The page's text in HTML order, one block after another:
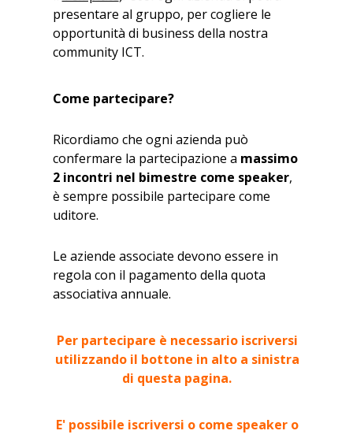
presentare al gruppo, per cogliere le
opportunità di business della nostra
community ICT.
Come partecipare?
Ricordiamo che ogni azienda può
confermare la partecipazione a massimo
2 incontri nel bimestre come speaker,
è sempre possibile partecipare come
uditore.
Le aziende associate devono essere in
regola con il pagamento della quota
associativa annuale.
Per partecipare è necessario iscriversi
utilizzando il bottone in alto a sinistra
di questa pagina.
E' possibile iscriversi o come speaker o